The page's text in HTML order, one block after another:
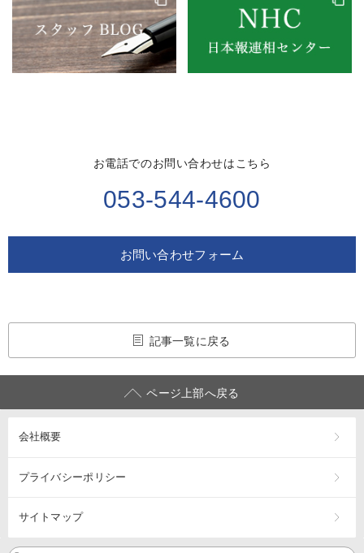
お電話でのお問い合わせはこちら
053-544-4600
お問い合わせフォーム
記事一覧に戻る
ページ上部へ戻る
会社概要
プライバシーポリシー
サイトマップ